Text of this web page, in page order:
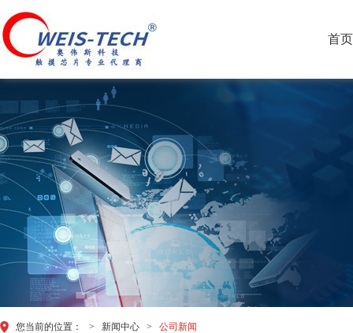
首页
您当前的位置： > 新闻中心 > 公司新闻